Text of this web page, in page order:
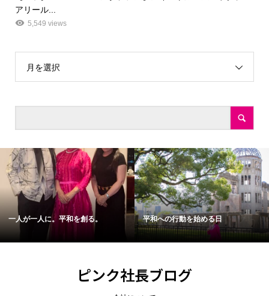
アリール...
5,549 views
月を選択
一人が一人に。平和を創る。 平和への行動を始める日
ピンク社長ブログ